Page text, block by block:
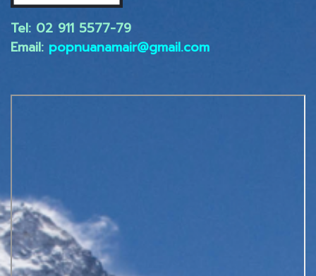
Tel: 02 ​911 5577-79
Email: popnuanamair@gmail.com